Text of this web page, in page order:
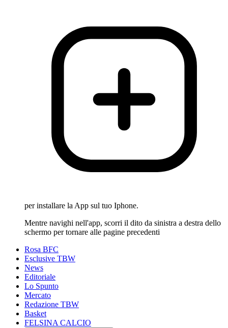
per installare la App sul tuo Iphone.
Mentre navighi nell'app, scorri il dito da sinistra a destra dello
schermo per tornare alle pagine precedenti
Rosa BFC
Esclusive TBW
News
Editoriale
Lo Spunto
Mercato
Redazione TBW
Basket
FELSINA CALCIO